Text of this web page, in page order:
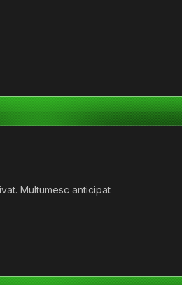
Multumesc anticipat